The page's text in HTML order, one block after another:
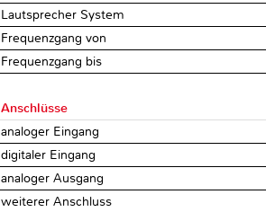
Lautsprecher System
Frequenzgang von
Frequenzgang bis
Anschlüsse
analoger Eingang
digitaler Eingang
analoger Ausgang
weiterer Anschluss